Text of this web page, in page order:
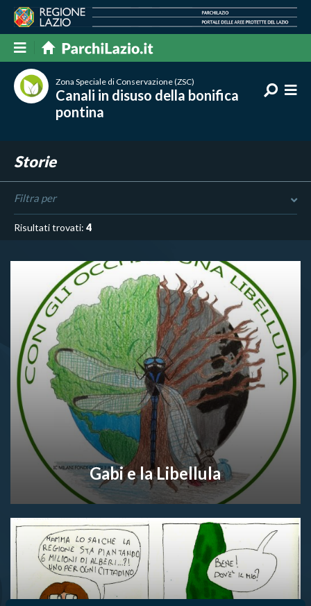
Zona Speciale di Conservazione (ZSC)
Canali in disuso della bonifica
pontina
Storie
Filtra per
Risultati trovati:4
Gabi e la Libellula